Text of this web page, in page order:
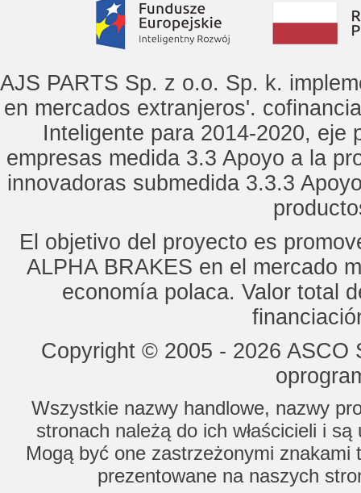
AJS PARTS Sp. z o.o. Sp. k.
en mercados extranjeros'.
Inteligente para 2014-2020, eje
empresas medida 3.3 Apoyo a la
innovadoras submedida 3.3.3
El objetivo del proyecto es
ALPHA BRAKES en el mercado
economía polaca. Valor total
Copyright © 2005 - 2026
Wszystkie nazwy handlowe, nazwy
stronach należą do ich właścicieli i
Mogą być one zastrzeżonymi znakami
prezentowane na naszych